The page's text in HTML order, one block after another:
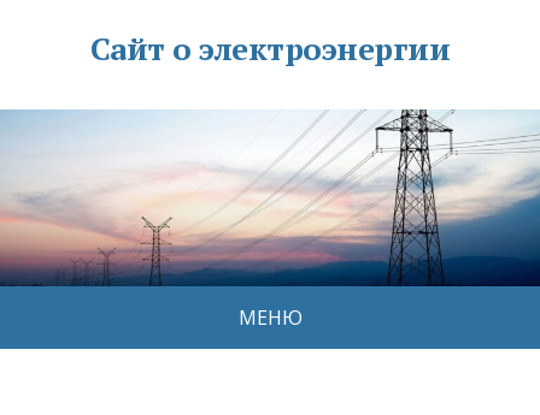
Сайт о электроэнергии
МЕНЮ